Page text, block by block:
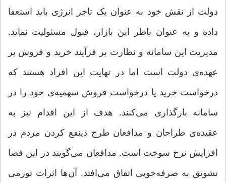
دولت از نقش خود به عنوان یک تاجر انرژی باید استعفا
داده و به عنوان ناظر این بازار، قبول مسئولیت نماید.
مدیریت این سامانه و نظارت بر فرآیند خرید و فروش بر
عهده‌ی دولت است اما در نهایت این افراد هستند که
درخواست خرید یا درخواست فروش سهمیه‌ی خود را در
سامانه بارگذاری می‌کنند. هدف از این اقدام نیز به
عقیده‌ی طراحان و مدافعان طرح ذینفع کردن مردم در
افزایش نرخ سوخت است. مدافعان می‌گویند در این فضا
تشویق به صرفه‌جویی اتفاق می‌افتد. آن‌ها اثرات تورمی